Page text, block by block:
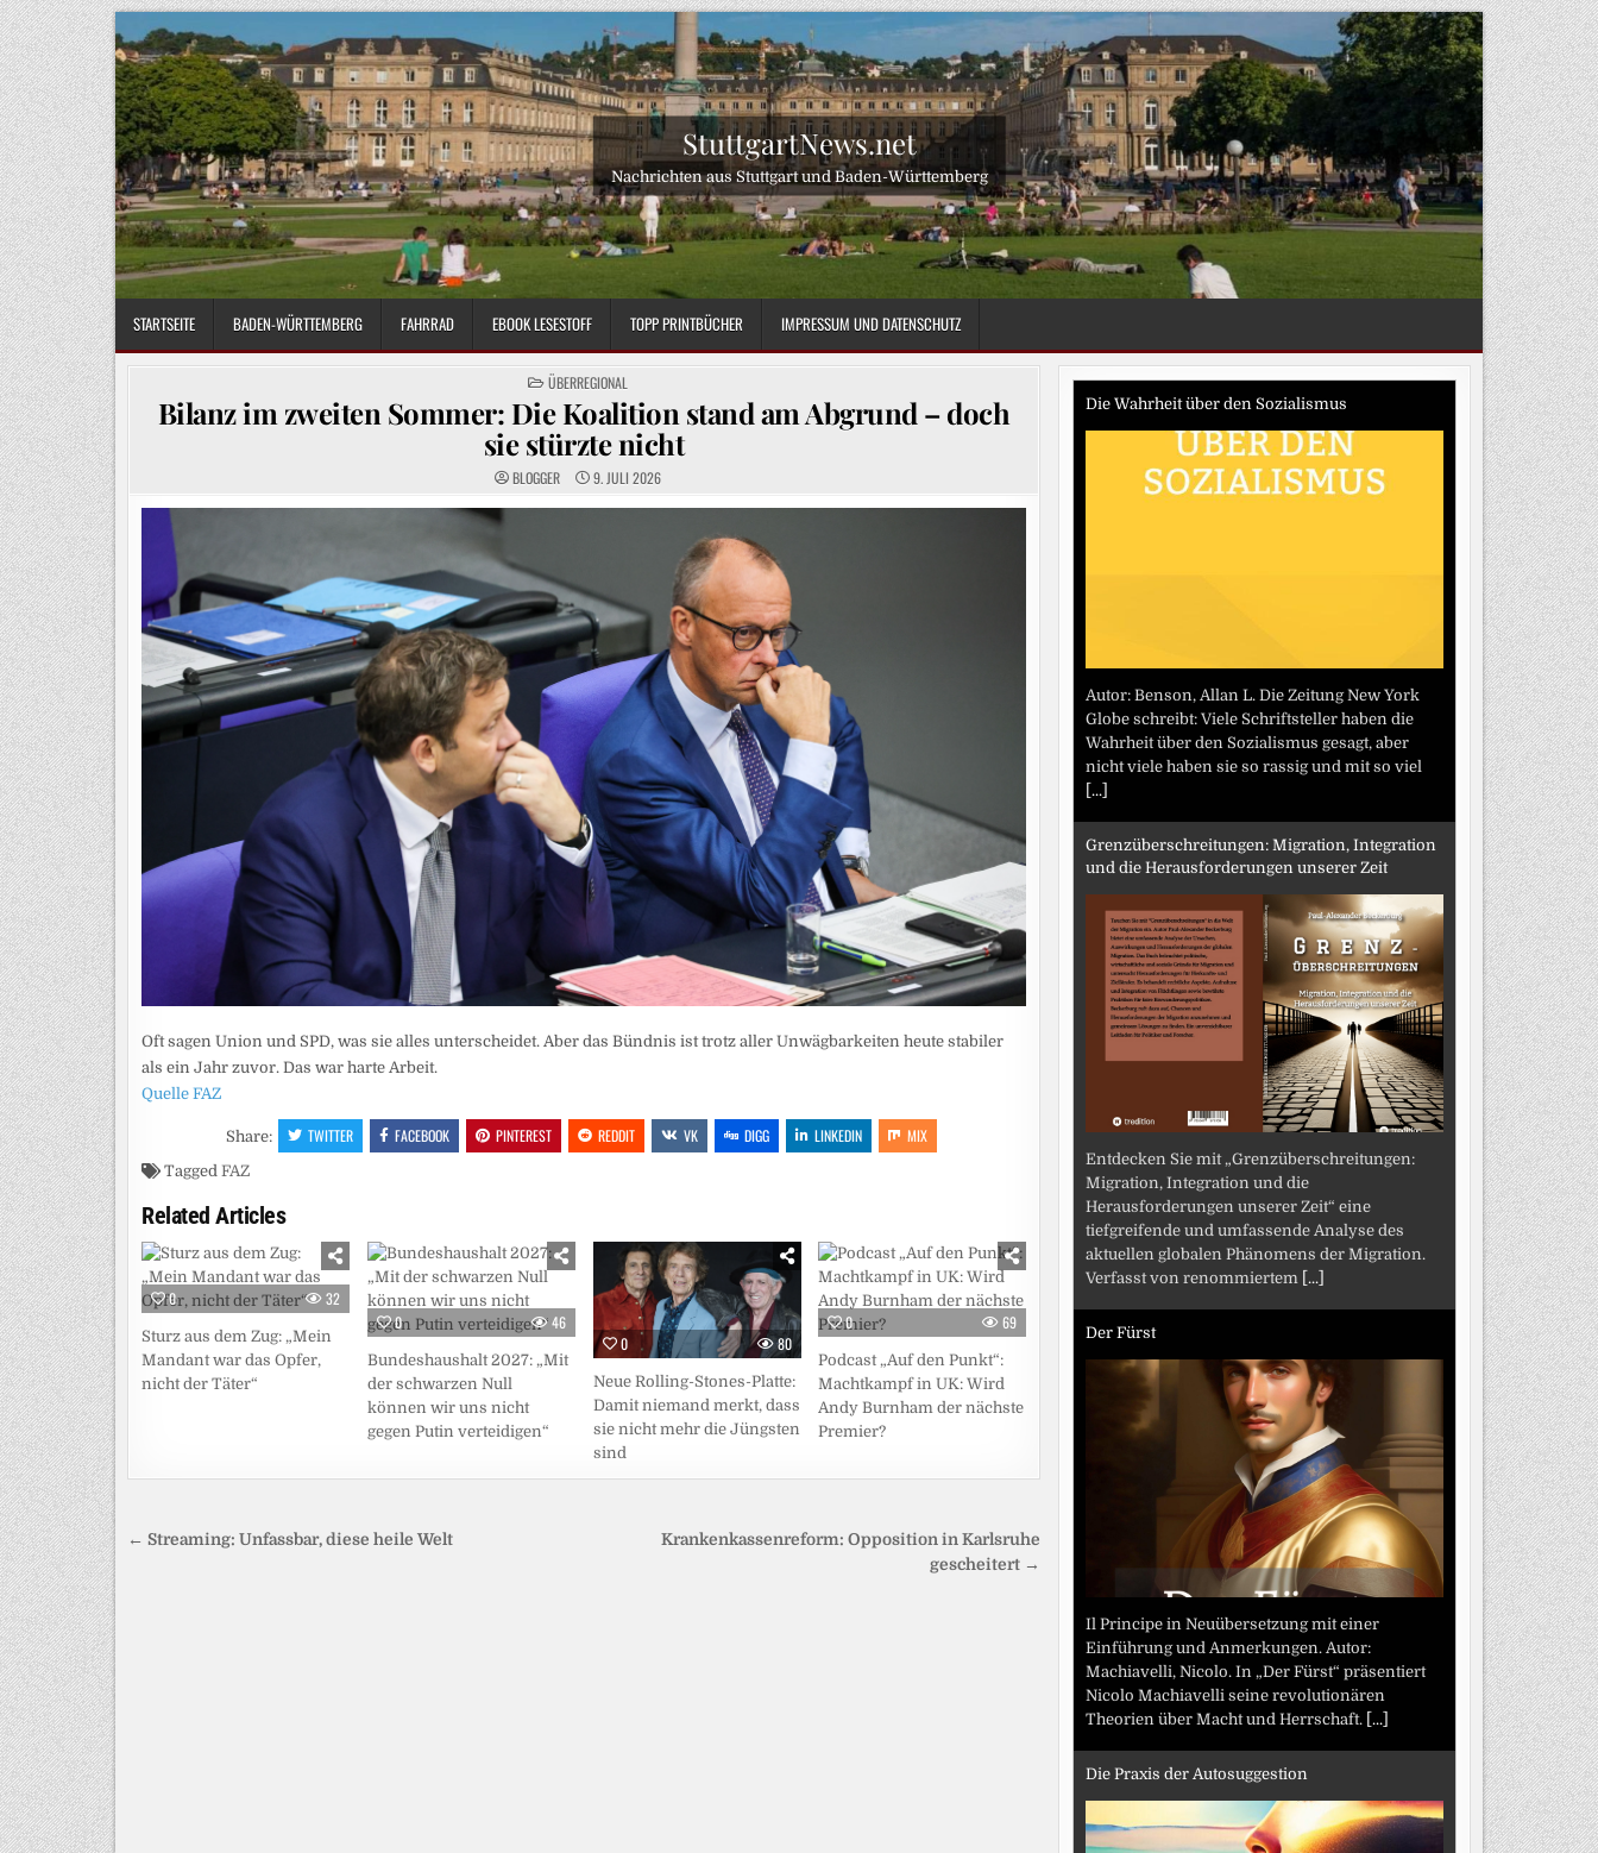
Skip
to
content
StuttgartNews.net
Nachrichten aus Stuttgart und Baden-Württemberg
STARTSEITE BADEN-WÜRTTEMBERG FAHRRAD EBOOK LESESTOFF TOPP PRINTBÜCHER IMPRESSUM UND DATENSCHUTZ
POSTED
IN
ÜBERREGIONAL
Bilanz im zweiten Sommer: Die Koalition stand am Abgrund – doch
sie stürzte nicht
BLOGGER 9. JULI 2026
Oft sagen Union und SPD, was sie alles unterscheidet. Aber das Bündnis ist trotz aller Unwägbarkeiten heute stabiler
als ein Jahr zuvor. Das war harte Arbeit.
Quelle FAZ
Share: TWITTER FACEBOOK PINTEREST REDDIT VK DIGG LINKEDIN MIX
Tagged FAZ
Related Articles
0 32
Sturz aus dem Zug: „Mein
Mandant war das Opfer,
nicht der Täter“
0 46
Bundeshaushalt 2027: „Mit
der schwarzen Null
können wir uns nicht
gegen Putin verteidigen“
0 80
Neue Rolling-Stones-Platte:
Damit niemand merkt, dass
sie nicht mehr die Jüngsten
sind
0 69
Podcast „Auf den Punkt“:
Machtkampf in UK: Wird
Andy Burnham der nächste
Premier?
Beitragsnavigation
Krankenkassenreform: Opposition in Karlsruhe
gescheitert →
← Streaming: Unfassbar, diese heile Welt
Die Wahrheit über den Sozialismus
Autor: Benson, Allan L. Die Zeitung New York
Globe schreibt: Viele Schriftsteller haben die
Wahrheit über den Sozialismus gesagt, aber
nicht viele haben sie so rassig und mit so viel
[...]
Grenzüberschreitungen: Migration, Integration
und die Herausforderungen unserer Zeit
Entdecken Sie mit „Grenzüberschreitungen:
Migration, Integration und die
Herausforderungen unserer Zeit“ eine
tiefgreifende und umfassende Analyse des
aktuellen globalen Phänomens der Migration.
Verfasst von renommiertem [...]
Der Fürst
Il Principe in Neuübersetzung mit einer
Einführung und Anmerkungen. Autor:
Machiavelli, Nicolo. In „Der Fürst“ präsentiert
Nicolo Machiavelli seine revolutionären
Theorien über Macht und Herrschaft. [...]
Die Praxis der Autosuggestion